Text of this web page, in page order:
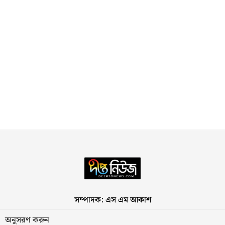
সম্পাদক: এস এম আকাশ
অনুসরণ করুন